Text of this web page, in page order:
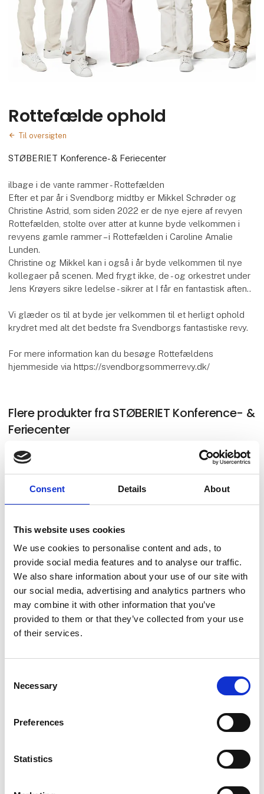
Consent Details About
This website uses cookies
We use cookies to personalise content and ads, to
provide social media features and to analyse our traffic.
We also share information about your use of our site with
our social media, advertising and analytics partners who
may combine it with other information that you’ve
provided to them or that they’ve collected from your use
of their services.
Selection
Necessary
Preferences
Statistics
Rottefælde ophold
Til oversigten
STØBERIET Konference- & Feriecenter
ilbage i de vante rammer - Rottefælden
Efter et par år i Svendborg midtby er Mikkel Schrøder og
Christine Astrid, som siden 2022 er de nye ejere af revyen
Rottefælden, stolte over atter at kunne byde velkommen i
revyens gamle rammer – i Rottefælden i Caroline Amalie
Lunden.
Christine og Mikkel kan i også i år byde velkommen til nye
kollegaer på scenen. Med frygt ikke, de - og orkestret under
Jens Krøyers sikre ledelse - sikrer at I får en fantastisk aften..
Vi glæder os til at byde jer velkommen til et herligt ophold
krydret med alt det bedste fra Svendborgs fantastiske revy.
For mere information kan du besøge Rottefældens
hjemmeside via https://svendborgsommerrevy.dk/
Flere produkter fra STØBERIET Konference- &
Feriecenter
Puch Maxi ophold
Påskeophold